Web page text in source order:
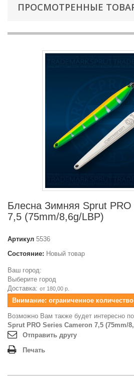
ПРОСМОТРЕННЫЕ
Блесна Зимняя Sprut PRO
7,5 (75mm/8,6g/LBP)
Артикул 5536
Состояние: Новый товар
Ваш город:
Выберите город
Доставка: от 180,00 р.
Внимание: ограниченное
Возможно Вам также будет интересно
Sprut PRO Series Cameron 7,5 (75mm/
Отправить другу
Печать